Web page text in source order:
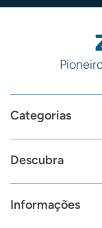
Categorias
Descubra
Informações